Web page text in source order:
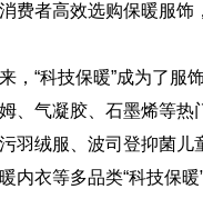
费者高效选购保暖服饰
，“科技保暖”成为了服
、气凝胶、石墨烯等
羽绒服、波司登抑菌
内衣等多品类“科技保